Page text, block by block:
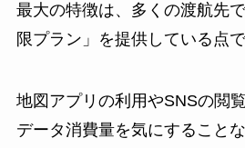
最大の特徴は、多くの渡航先
限プラン」を提供している点で
地図アプリの利用やSNSの閲
データ消費量を気にすること